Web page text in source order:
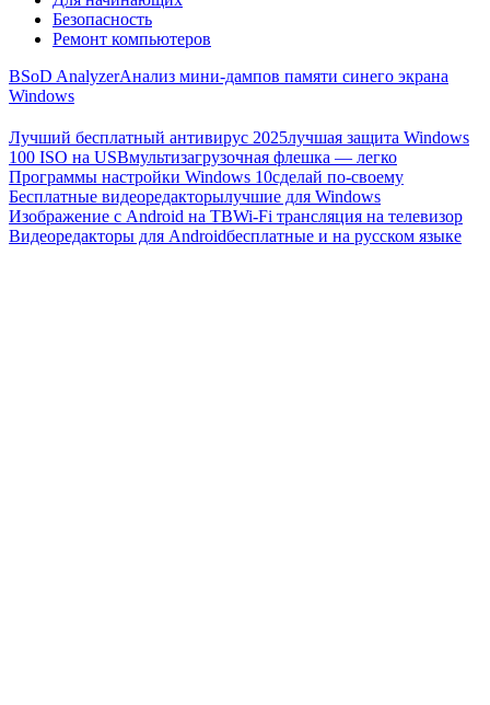
Безопасность
Ремонт компьютеров
BSoD AnalyzerАнализ мини-дампов памяти синего экрана
Windows
Лучший бесплатный антивирус 2025лучшая защита Windows
100 ISO на USBмультизагрузочная флешка — легко
Программы настройки Windows 10сделай по-своему
Бесплатные видеоредакторылучшие для Windows
Изображение с Android на ТВWi-Fi трансляция на телевизор
Видеоредакторы для Androidбесплатные и на русском языке